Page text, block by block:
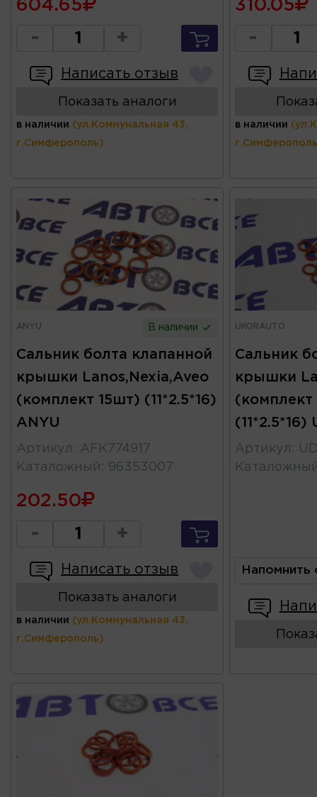
604.65
- +
Написать отзыв
Показать аналоги
в наличии (ул.Коммунальная 43,
г.Симферополь)
310.05
-
в наличии
ANYU В наличии
Сальник болта клапанной
крышки Lanos,Nexia,Aveo
(комплект 15шт) (11*2.5*16)
ANYU
Артикул : AFK774917
Каталожный : 96353007
202.50
- +
Написать отзыв
Показать аналоги
в наличии (ул.Коммунальная 43,
г.Симферополь)
UKORAUTO
Сальник
крышки
(комплект
(11*2.5*16)
Артикул :
Напомнить